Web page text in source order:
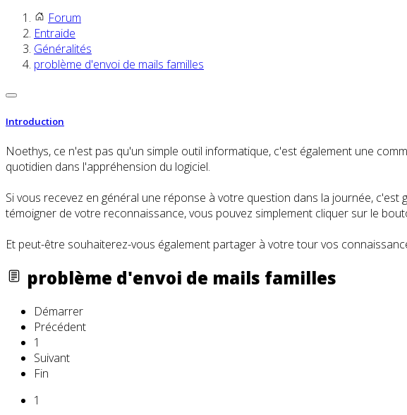
Forum
Entraide
Généralités
problème d'envoi de mails familles
Introduction
Noethys, ce n'est pas qu'un simple outil informatique, c'est également une
quotidien dans l'appréhension du logiciel.
Si vous recevez en général une réponse à votre question dans la journée,
témoigner de votre reconnaissance, vous pouvez simplement cliquer sur le
Et peut-être souhaiterez-vous également partager à votre tour vos
problème d'envoi de mails familles
Démarrer
Précédent
1
Suivant
Fin
1